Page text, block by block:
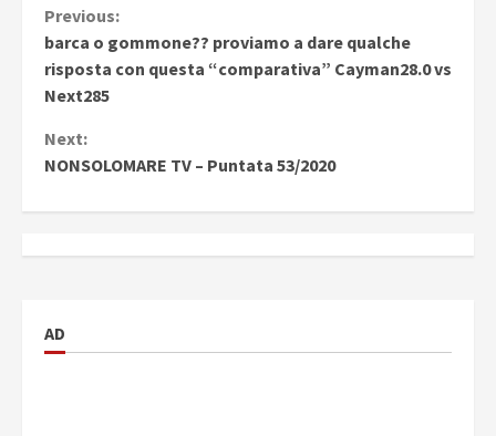
Continue
Reading
Previous:
barca o gommone?? proviamo a dare qualche
risposta con questa “comparativa” Cayman28.0 vs
Next285
Next:
NONSOLOMARE TV – Puntata 53/2020
AD